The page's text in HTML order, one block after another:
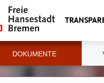
DOKUMENTE